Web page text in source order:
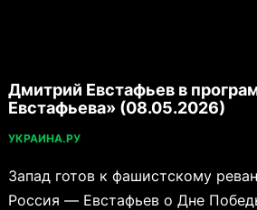
Дмитрий Евстафьев в
Евстафьева» (08.05.2026)
УКРАИНА.РУ
Запад готов к фашистскому
Россия — Евстафьев о Дне